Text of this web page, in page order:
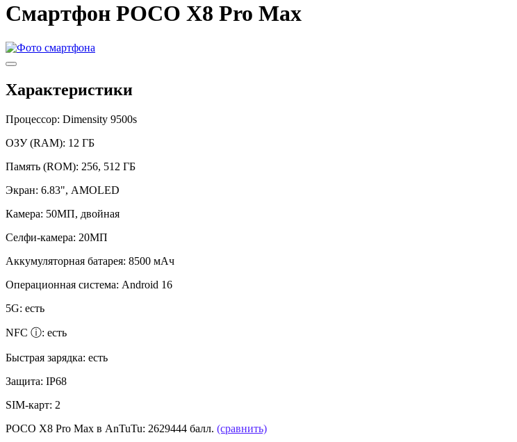
Смартфон POCO X8 Pro Max
Характеристики
Процессор: Dimensity 9500s
ОЗУ (RAM): 12 ГБ
Память (ROM): 256, 512 ГБ
Экран: 6.83", AMOLED
Камера: 50МП, двойная
Селфи-камера: 20МП
Аккумуляторная батарея: 8500 мАч
Операционная система: Android 16
5G: есть
NFC ⓘ: есть
Быстрая зарядка: есть
Защита: IP68
SIM-карт: 2
POCO X8 Pro Max в AnTuTu: 2629444 балл. (сравнить)